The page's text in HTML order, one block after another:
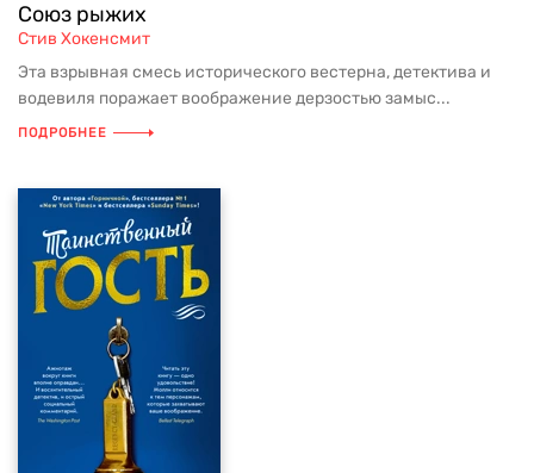
Союз рыжих
Стив Хокенсмит
Эта взрывная смесь исторического вестерна, детектива и
водевиля поражает воображение дерзостью замыс...
ПОДРОБНЕЕ